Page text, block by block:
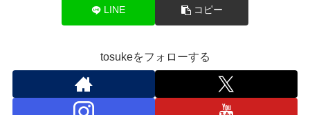
LINE コピー
tosukeをフォローする